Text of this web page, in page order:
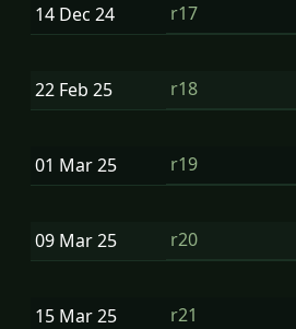
14 Dec 24 r17
22 Feb 25 r18
01 Mar25 r19
09 Mar25 r20
15 Mar25 r21